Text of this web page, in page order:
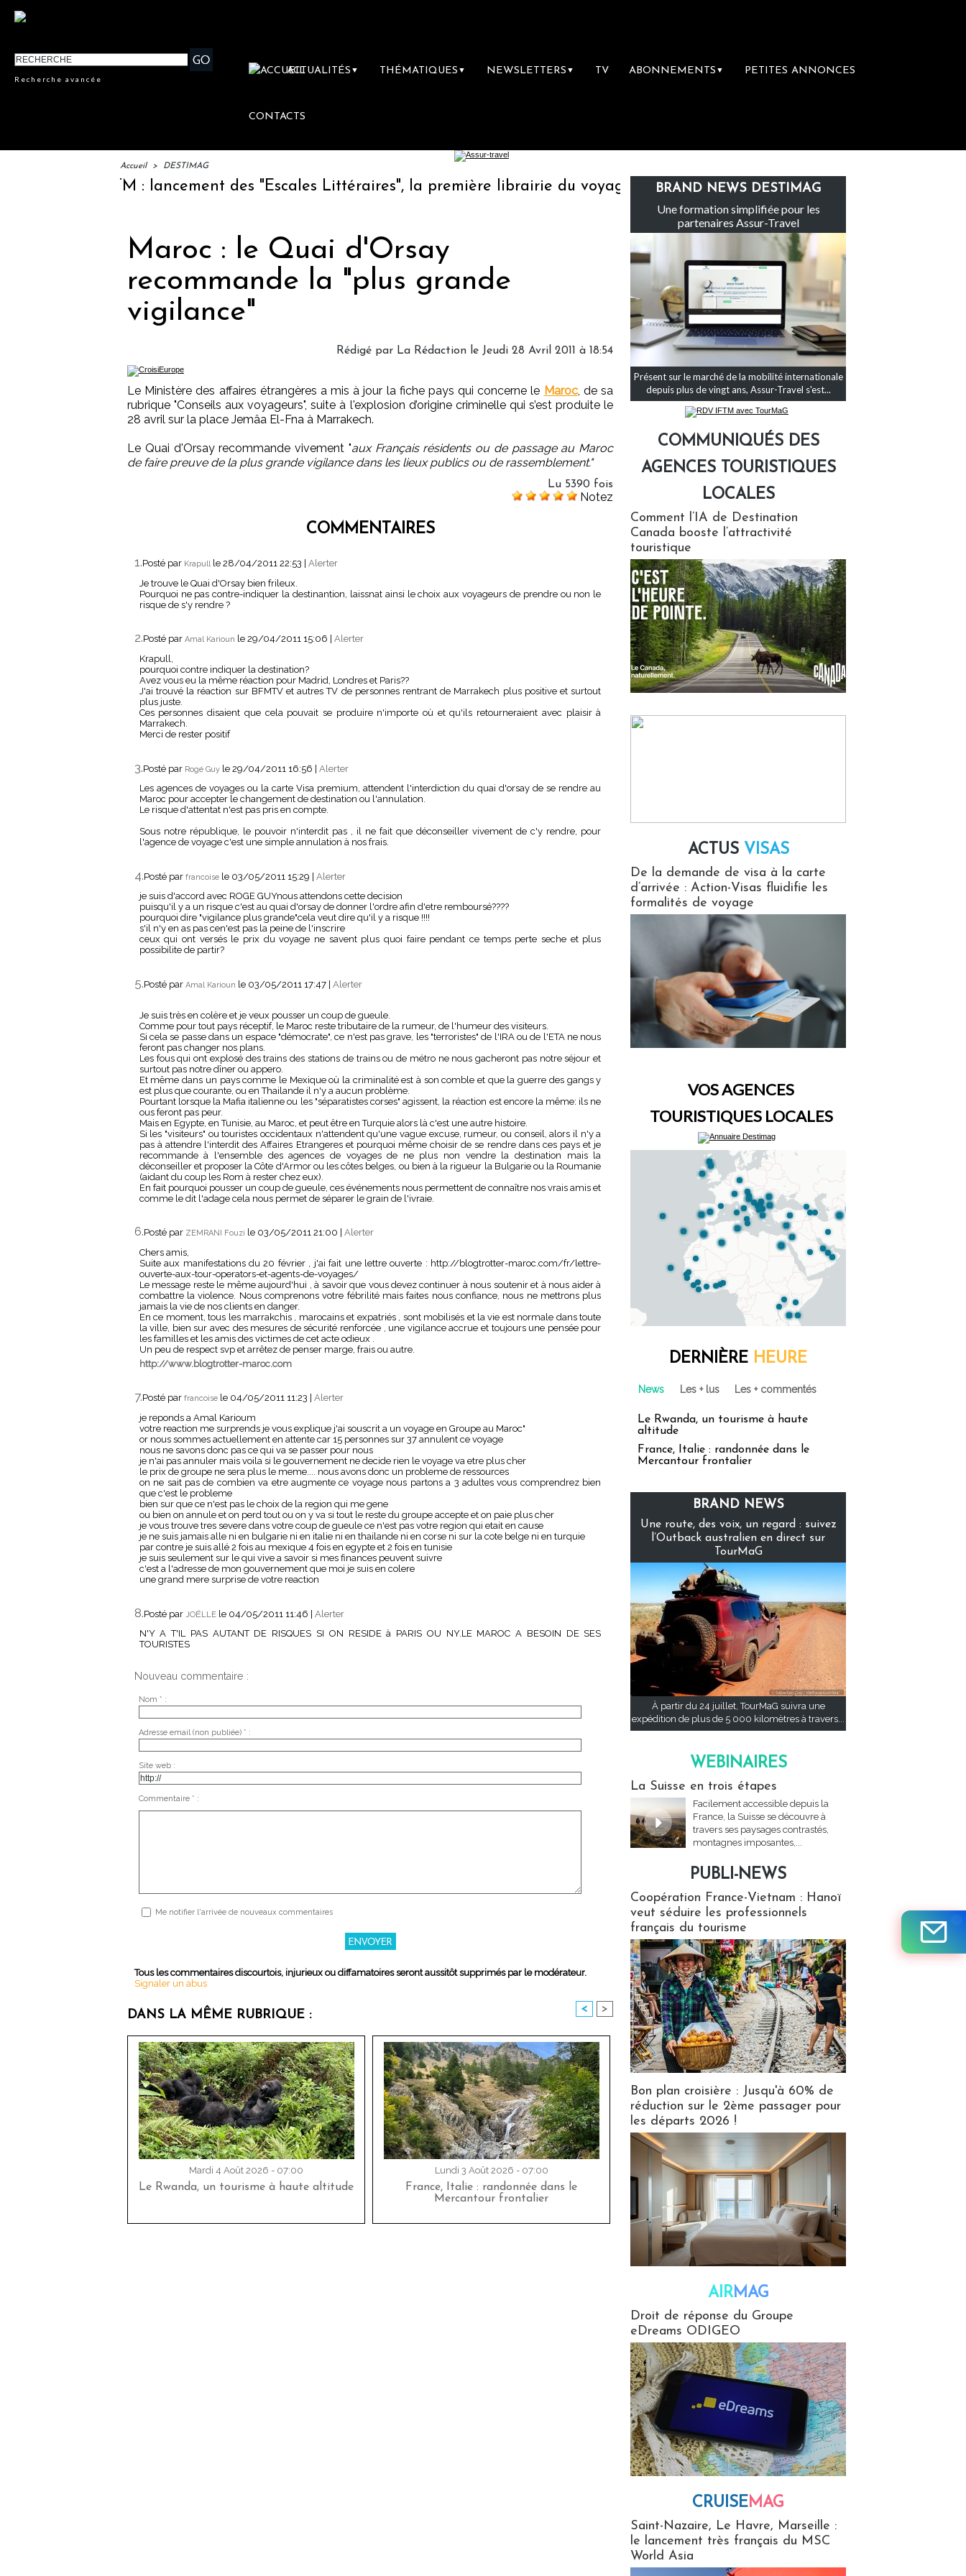
Recherche avancée
ACTUALITÉS ▼ THÉMATIQUES ▼ NEWSLETTERS ▼ TV ABONNEMENTS ▼ PETITES ANNONCES
CONTACTS
Accueil > DESTIMAG
IFTM : lancement des "Escales Littéraires", la première librairie du voyage Le groupe Sainte-Claire rachète Eden Tour
Maroc : le Quai d'Orsay
recommande la "plus grande
vigilance"
Rédigé par La Rédaction le Jeudi 28 Avril 2011 à 18:54
Le Ministère des affaires étrangères a mis à jour la fiche pays qui concerne le Maroc, de sa
rubrique "Conseils aux voyageurs", suite à l'explosion d’origine criminelle qui s’est produite le
28 avril sur la place Jemâa El-Fna à Marrakech.
Le Quai d'Orsay recommande vivement "aux Français résidents ou de passage au Maroc
de faire preuve de la plus grande vigilance dans les lieux publics ou de rassemblement."
Lu 5390 fois
Notez
COMMENTAIRES
1.Posté par Krapull le 28/04/2011 22:53
Alerter
Je trouve le Quai d'Orsay bien frileux.
Pourquoi ne pas contre-indiquer la destinantion, laissnat ainsi le choix aux voyageurs de prendre ou non le
risque de s'y rendre ?
2.Posté par Amal Karioun le 29/04/2011 15:06
Alerter
Krapull,
pourquoi contre indiquer la destination?
Avez vous eu la même réaction pour Madrid, Londres et Paris??
J'ai trouvé la réaction sur BFMTV et autres TV de personnes rentrant de Marrakech plus positive et surtout
plus juste.
Ces personnes disaient que cela pouvait se produire n'importe où et qu'ils retourneraient avec plaisir à
Marrakech.
Merci de rester positif
3.Posté par Rogé Guy le 29/04/2011 16:56 | Alerter
Les agences de voyages ou la carte Visa premium, attendent l'interdiction du quai d'orsay de se rendre au
Maroc pour accepter le changement de destination ou l'annulation.
Le risque d'attentat n'est pas pris en compte.
Sous notre république, le pouvoir n'interdit pas , il ne fait que déconseiller vivement de c'y rendre, pour
l'agence de voyage c'est une simple annulation à nos frais.
4.Posté par francoise le 03/05/2011 15:29 | Alerter
je suis d'accord avec ROGE GUYnous attendons cette decision
puisqu'il y a un risque c'est au quai d'orsay de donner l'ordre afin d'etre remboursé????
pourquoi dire "vigilance plus grande"cela veut dire qu'il y a risque !!!!
s'il n'y en as pas cen'est pas la peine de l'inscrire
ceux qui ont versés le prix du voyage ne savent plus quoi faire pendant ce temps perte seche et plus
possibilite de partir?
5.Posté par Amal Karioun le 03/05/2011 17:47 Alerter
Je suis très en colère et je veux pousser un coup de gueule.
Comme pour tout pays réceptif, le Maroc reste tributaire de la rumeur, de l'humeur des visiteurs.
Si cela se passe dans un espace "démocrate", ce n'est pas grave, les "terroristes" de l'IRA ou de l'ETA ne nous
feront pas changer nos plans.
Les fous qui ont explosé des trains des stations de trains ou de métro ne nous gacheront pas notre séjour et
surtout pas notre dîner ou appero.
Et même dans un pays comme le Mexique où la criminalité est à son comble et que la guerre des gangs y
est plus que courante, ou en Thailande il n'y a aucun problème.
Pourtant lorsque la Mafia italienne ou les "séparatistes corses" agissent, la réaction est encore la même: ils ne
ous feront pas peur.
Mais en Egypte, en Tunisie, au Maroc, et peut être en Turquie alors là c'est une autre histoire.
Si les "visiteurs" ou touristes occidentaux n'attendent qu'une vague excuse, rumeur, ou conseil, alors il n'y a
pas à attendre l'interdit des Affaires Etrangeres et pourquoi même choisir de se rendre dans ces pays et je
recommande à l'ensemble des agences de voyages de ne plus non vendre la destination mais la
déconseiller et proposer la Côte d'Armor ou les côtes belges, ou bien à la rigueur la Bulgarie ou la Roumanie
(aidant du coup les Rom à rester chez eux).
En fait pourquoi pousser un coup de gueule, ces événements nous permettent de connaître nos vrais amis et
comme le dit l'adage cela nous permet de séparer le grain de l'ivraie.
6.Posté par ZEMRANI Fouzi le 03/05/2011 21:00
Alerter
Chers amis,
Suite aux manifestations du 20 février , j'ai fait une lettre ouverte : http://blogtrotter-maroc.com/fr/lettre-
ouverte-aux-tour-operators-et-agents-de-voyages/
Le message reste le même aujourd'hui , à savoir que vous devez continuer à nous soutenir et à nous aider à
combattre la violence. Nous comprenons votre fébrilité mais faites nous confiance, nous ne mettrons plus
jamais la vie de nos clients en danger.
En ce moment, tous les marrakchis , marocains et expatriés , sont mobilisés et la vie est normale dans toute
la ville, bien sur avec des mesures de sécurité renforcée , une vigilance accrue et toujours une pensée pour
les familles et les amis des victimes de cet acte odieux .
Un peu de respect svp et arrêtez de penser marge, frais ou autre.
http://www.blogtrotter-maroc.com
7.Posté par francoise le 04/05/2011 11:23
Alerter
je reponds a Amal Karioum
votre reaction me surprends je vous explique j'ai souscrit a un voyage en Groupe au Maroc"
or nous sommes actuellement en attente car 15 personnes sur 37 annulent ce voyage
nous ne savons donc pas ce qui va se passer pour nous
je n'ai pas annuler mais voila si le gouvernement ne decide rien le voyage va etre plus cher
le prix de groupe ne sera plus le meme.... nous avons donc un probleme de ressources
on ne sait pas de combien va etre augmente ce voyage nous partons a 3 adultes vous comprendrez bien
que c'est le probleme
bien sur que ce n'est pas le choix de la region qui me gene
ou bien on annule et on perd tout ou on y va si tout le reste du groupe accepte et on paie plus cher
je vous trouve tres severe dans votre coup de gueule ce n'est pas votre region qui etait en cause
je ne suis jamais alle ni en bulgarie ni en italie ni en thailande ni en corse ni sur la cote belge ni en turquie
par contre je suis allé 2 fois au mexique 4 fois en egypte et 2 fois en tunisie
je suis seulement sur le qui vive a savoir si mes finances peuvent suivre
c'est a l'adresse de mon gouvernement que moi je suis en colere
une grand mere surprise de votre reaction
8.Posté par JOËLLE le 04/05/2011 11:46 | Alerter
N'Y A T'IL PAS AUTANT DE RISQUES SI ON RESIDE à PARIS OU NY.LE MAROC A BESOIN DE SES
TOURISTES
Nouveau commentaire :
Nom * :
Adresse email (non publiée) * :
Site web :
Commentaire * :
Me notifier l'arrivée de nouveaux commentaires
Tous les commentaires discourtois, injurieux ou diffamatoires seront aussitôt supprimés par le modérateur.
Signaler un abus
DANS LA MÊME RUBRIQUE : < >
Mardi 4 Août 2026 - 07:00
Le Rwanda, un tourisme à haute altitude
Lundi 3 Août 2026 - 07:00
France, Italie : randonnée dans le
Mercantour frontalier
BRAND NEWS DESTIMAG
Une formation simplifiée pour les
partenaires Assur-Travel
Présent sur le marché de la mobilité internationale
depuis plus de vingt ans, Assur-Travel s'est...
COMMUNIQUÉS DES
AGENCES TOURISTIQUES
LOCALES
Comment l’IA de Destination
Canada booste l’attractivité
touristique
ACTUS VISAS
De la demande de visa à la carte
d’arrivée : Action-Visas fluidifie les
formalités de voyage
VOS AGENCES
TOURISTIQUES LOCALES
DERNIÈRE HEURE
News Les + lus Les + commentés
Le Rwanda, un tourisme à haute
altitude
France, Italie : randonnée dans le
Mercantour frontalier
BRAND NEWS
Une route, des voix, un regard : suivez
l’Outback australien en direct sur
TourMaG
À partir du 24 juillet, TourMaG suivra une
expédition de plus de 5 000 kilomètres à travers...
WEBINAIRES
La Suisse en trois étapes
Facilement accessible depuis la
France, la Suisse se découvre à
travers ses paysages contrastés,
montagnes imposantes,...
PUBLI-NEWS
Coopération France-Vietnam : Hanoï
veut séduire les professionnels
français du tourisme
Bon plan croisière : Jusqu'à 60% de
réduction sur le 2ème passager pour
les départs 2026 !
AIRMAG
Droit de réponse du Groupe
eDreams ODIGEO
CRUISEMAG
Saint-Nazaire, Le Havre, Marseille :
le lancement très français du MSC
World Asia